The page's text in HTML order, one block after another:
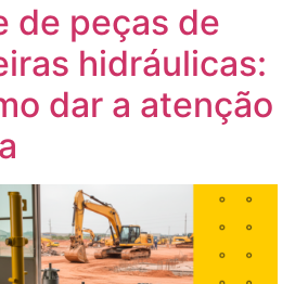
de peças de
hidráulicas:
dar a atenção